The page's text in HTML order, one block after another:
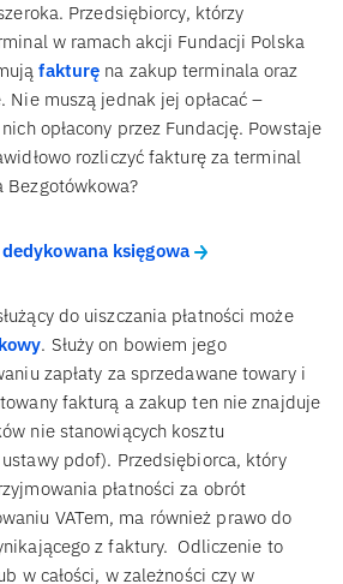
Przedsiębiorcy, którzy
w ramach akcji Fundacji Polska
fakturę na zakup terminala oraz
Nie muszą jednak jej opłacać –
opłacony przez Fundację. Powstaje
rozliczyć fakturę za terminal
Bezgotówkowa?
księgowa
do uiszczania płatności może
. Służy on bowiem jego
zapłaty za sprzedawane towary i
fakturą a zakup ten nie znajduje
nie stanowiących kosztu
pdof). Przedsiębiorca, który
płatności za obrót
VATem, ma również prawo do
z faktury. Odliczenie to
w całości, w zależności czy w